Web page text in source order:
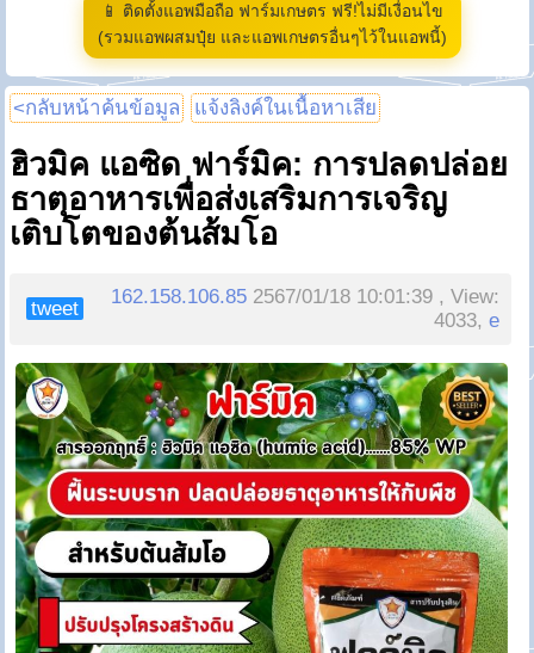
📱 ติดตั้งแอพมือถือ ฟาร์มเกษตร ฟรี!ไม่มีเงื่อนไข
(รวมแอพผสมปุ๋ย และแอพเกษตรอื่นๆไว้ในแอพนี้)
<กลับหน้าค้นข้อมูล แจ้งลิงค์ในเนื้อหาเสีย
ฮิวมิค แอซิด ฟาร์มิค: การปลดปล่อย
ธาตุอาหารเพื่อส่งเสริมการเจริญ
เติบโตของต้นส้มโอ
tweet
162.158.106.85 2567/01/18 10:01:39 , View:
4033,e